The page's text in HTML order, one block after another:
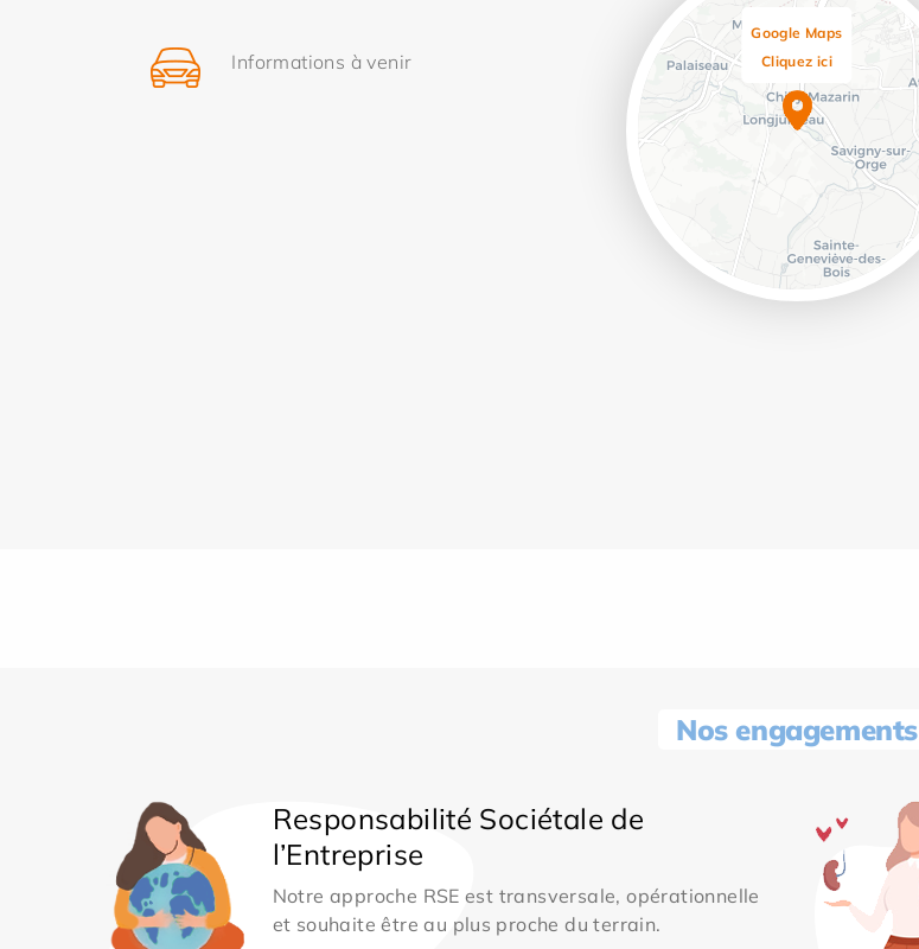
Informations à venir
Google Maps
Cliquez ici
Nos engagements
Responsabilité Sociétale de
l’Entreprise
Notre approche RSE est transversale, opérationnelle
et souhaite être au plus proche du terrain.